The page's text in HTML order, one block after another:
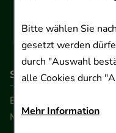
Bitte wählen Sie
gesetzt werden
durch "Auswahl
alle Cookies durch
Mehr Information
So erreichen Sie uns
Beratung und
Montag - Freitag von